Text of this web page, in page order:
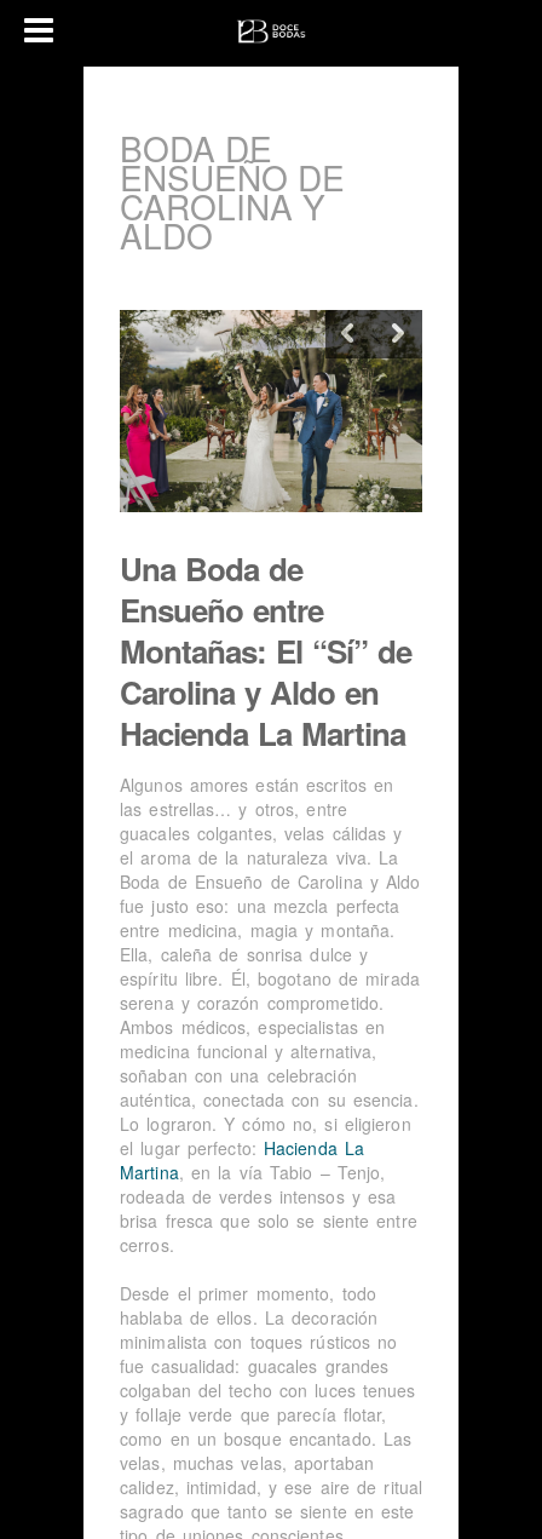
BODA DE
ENSUEÑO DE
CAROLINA Y
ALDO
Una Boda de
Ensueño entre
Montañas: El “Sí” de
Carolina y Aldo en
Hacienda La Martina
Algunos amores están escritos en
las estrellas… y otros, entre
guacales colgantes, velas cálidas y
el aroma de la naturaleza viva. La
Boda de Ensueño de Carolina y Aldo
fue justo eso: una mezcla perfecta
entre medicina, magia y montaña.
Ella, caleña de sonrisa dulce y
espíritu libre. Él, bogotano de mirada
serena y corazón comprometido.
Ambos médicos, especialistas en
medicina funcional y alternativa,
soñaban con una celebración
auténtica, conectada con su esencia.
Lo lograron. Y cómo no, si eligieron
el lugar perfecto: Hacienda La
Martina, en la vía Tabio – Tenjo,
rodeada de verdes intensos y esa
brisa fresca que solo se siente entre
cerros.
Desde el primer momento, todo
hablaba de ellos. La decoración
minimalista con toques rústicos no
fue casualidad: guacales grandes
colgaban del techo con luces tenues
y follaje verde que parecía flotar,
como en un bosque encantado. Las
velas, muchas velas, aportaban
calidez, intimidad, y ese aire de ritual
sagrado que tanto se siente en este